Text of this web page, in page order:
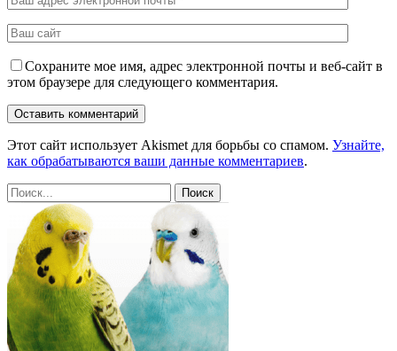
Сохраните мое имя, адрес электронной почты и веб-сайт в
этом браузере для следующего комментария.
Этот сайт использует Akismet для борьбы со спамом. Узнайте,
как обрабатываются ваши данные комментариев.